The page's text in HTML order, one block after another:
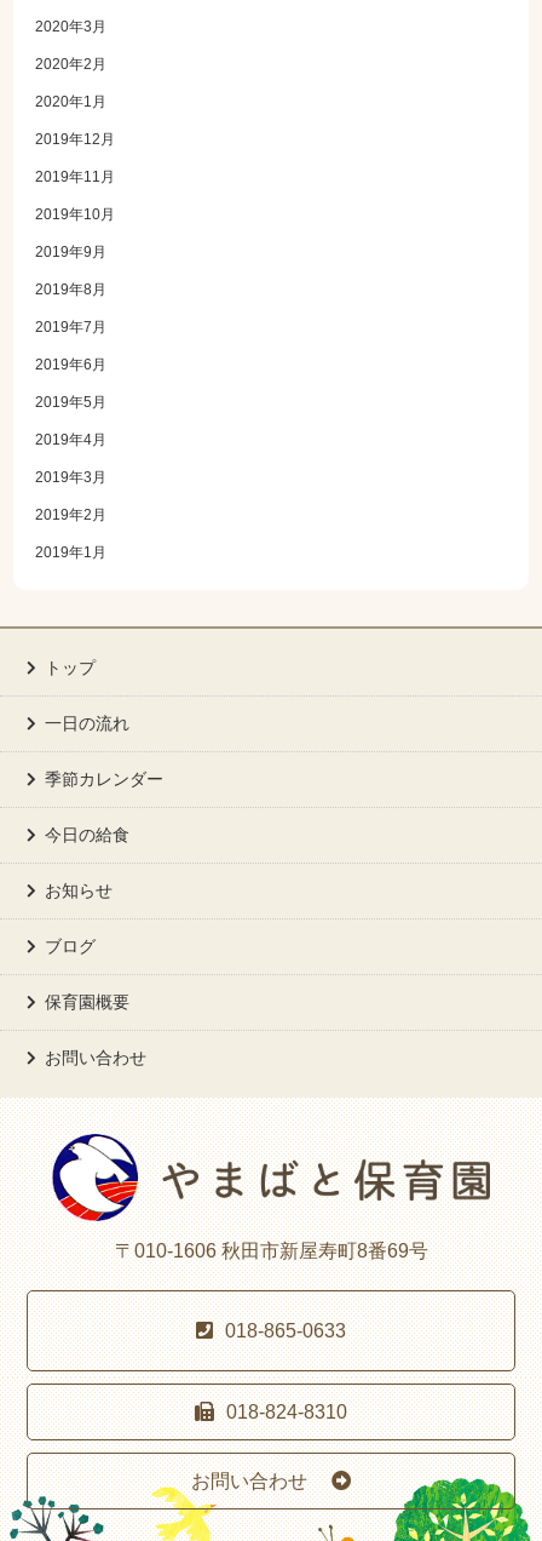
2020年3月
2020年2月
2020年1月
2019年12月
2019年11月
2019年10月
2019年9月
2019年8月
2019年7月
2019年6月
2019年5月
2019年4月
2019年3月
2019年2月
2019年1月
トップ
一日の流れ
季節カレンダー
今日の給食
お知らせ
ブログ
保育園概要
お問い合わせ
〒010-1606 秋田市新屋寿町8番69号
018-865-0633
018-824-8310
お問い合わせ